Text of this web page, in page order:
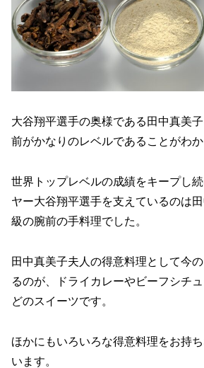
大谷翔平選手の奥様である田中真美
前がかなりのレベルであることがわか
世界トップレベルの成績をキープし
ヤー大谷翔平選手を支えているのは
級の腕前の手料理でした。
田中真美子夫人の得意料理として今
るのが、ドライカレーやビーフシチ
どのスイーツです。
ほかにもいろいろな得意料理をお持
います。